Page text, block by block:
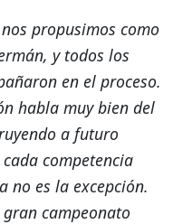
propusimos como
y todos los
en el proceso.
habla muy bien del
a futuro
competencia
no es la excepción.
campeonato